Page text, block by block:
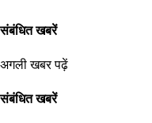
संबंधित खबरें
अगली खबर पढ़ें
संबंधित खबरें